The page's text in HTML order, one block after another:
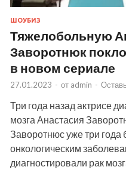
ШОУБИЗ
Тяжелобольную
Заворотнюк
в новом сериале
27.01.2023 - от admin -
Три года назад актрисе
мозга Анастасия
Заворотнюс уже три года
онкологическим
диагностировали рак